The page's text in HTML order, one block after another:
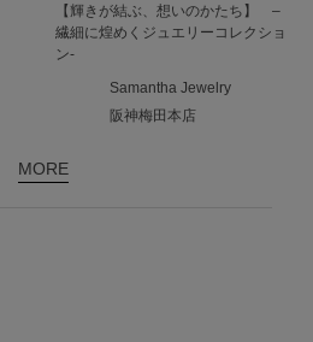
【輝きが結ぶ、想いのかたち】 –
繊細に煌めくジュエリーコレクショ
ン-
Samantha Jewelry
阪神梅田本店
MORE